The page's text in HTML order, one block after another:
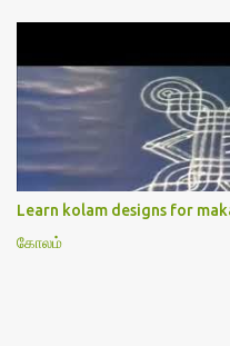
Lakshmi poojai with
kolam,Hridayakamalam
stotram/slokas along with
in Tamil.I have tried my best
u will find it helpful.I have
book “ Jayamangala
upachara pooja sthothram in
this pictures in your
Learn kolam designs for
கோலம்